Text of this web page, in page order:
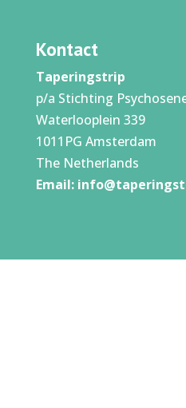
Kontact
Taperingstrip
p/a Stichting
Waterlooplein 339
1011PG Amsterdam
The Netherlands
Email: